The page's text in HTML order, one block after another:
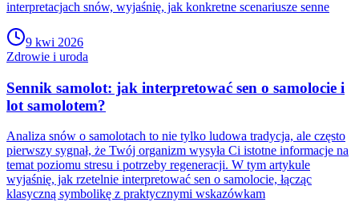
interpretacjach snów, wyjaśnię, jak konkretne scenariusze senne
9 kwi 2026
Zdrowie i uroda
Sennik samolot: jak interpretować sen o samolocie i
lot samolotem?
Analiza snów o samolotach to nie tylko ludowa tradycja, ale często
pierwszy sygnał, że Twój organizm wysyła Ci istotne informacje na
temat poziomu stresu i potrzeby regeneracji. W tym artykule
wyjaśnię, jak rzetelnie interpretować sen o samolocie, łącząc
klasyczną symbolikę z praktycznymi wskazówkam